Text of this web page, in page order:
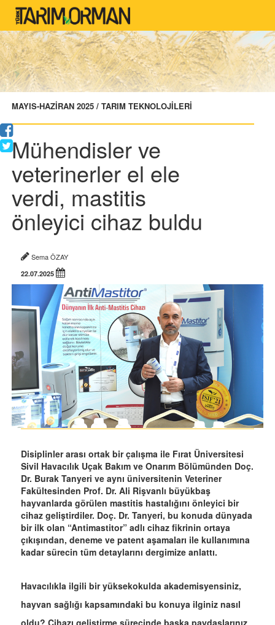
MAYIS-HAZİRAN 2025 / TARIM TEKNOLOJİLERİ
Mühendisler ve
veterinerler el ele
verdi, mastitis
önleyici cihaz buldu
Sema ÖZAY
22.07.2025
Disiplinler arası ortak bir çalışma ile Fırat Üniversitesi
Sivil Havacılık Uçak Bakım ve Onarım Bölümünden Doç.
Dr. Burak Tanyeri ve aynı üniversitenin Veteriner
Fakültesinden Prof. Dr. Ali Rişvanlı büyükbaş
hayvanlarda görülen mastitis hastalığını önleyici bir
cihaz geliştirdiler. Doç. Dr. Tanyeri, bu konuda dünyada
bir ilk olan “Antimastitor” adlı cihaz fikrinin ortaya
çıkışından, deneme ve patent aşamaları ile kullanımına
kadar sürecin tüm detaylarını dergimize anlattı.
Havacılıkla ilgili bir yüksekokulda akademisyensiniz,
hayvan sağlığı kapsamındaki bu konuya ilginiz nasıl